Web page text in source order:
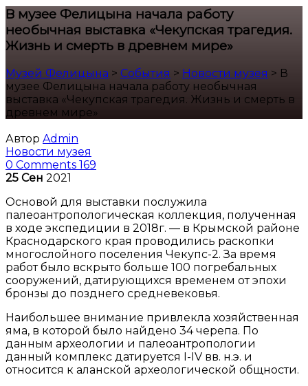
В музее Фелицына начала работу
необычная выставка «Чекупская трагедия.
Жизнь и смерть в древнем мире»
Музей Фелицына > События > Новости музея > В
музее Фелицына начала работу необычная
выставка «Чекупская трагедия. Жизнь и смерть в
древнем мире»
Автор Admin
Новости музея
0 Comments 169
25 Сен 2021
Основой для выставки послужила
палеоантропологическая коллекция, полученная
в ходе экспедиции в 2018г. — в Крымской районе
Краснодарского края проводились раскопки
многослойного поселения Чекупс-2. За время
работ было вскрыто больше 100 погребальных
сооружений, датирующихся временем от эпохи
бронзы до позднего средневековья.
Наибольшее внимание привлекла хозяйственная
яма, в которой было найдено 34 черепа. По
данным археологии и палеоантропологии
данный комплекс датируется I-IV вв. н.э. и
относится к аланской археологической общности.